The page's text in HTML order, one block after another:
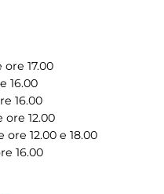
17.00
16.00
16.00
12.00
12.00 e 18.00
16.00